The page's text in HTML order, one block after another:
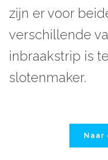
zijn er voor
verschillende
inbraakstrip is
slotenmaker.